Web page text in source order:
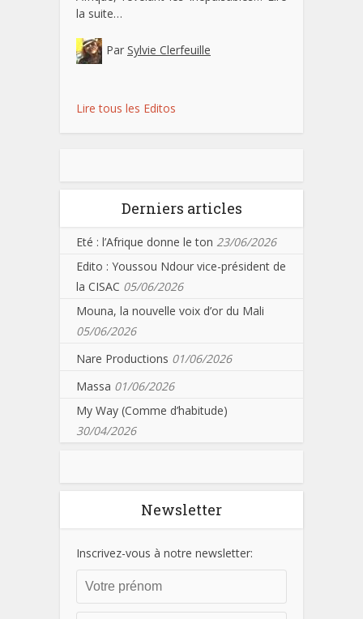
la suite…
Par Sylvie Clerfeuille
Lire tous les Editos
Derniers articles
Eté : l’Afrique donne le ton 23/06/2026
Edito : Youssou Ndour vice-président de
la CISAC 05/06/2026
Mouna, la nouvelle voix d’or du Mali
05/06/2026
Nare Productions 01/06/2026
Massa 01/06/2026
My Way (Comme d’habitude)
30/04/2026
Newsletter
Inscrivez-vous à notre newsletter: